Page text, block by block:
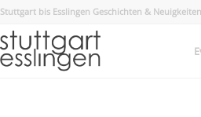
Stuttgart bis Esslingen Geschichten & Neuigkeiten